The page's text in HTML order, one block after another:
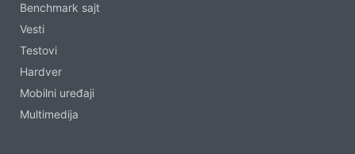
Benchmark sajt
Vesti
Testovi
Hardver
Mobilni uređaji
Multimedija